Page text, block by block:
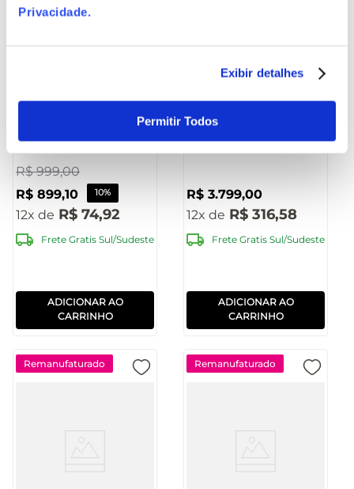
Privacidade.
Exibir detalhes
Permitir Todos
6.5 Polegadas 600W
[Reembalado]
R$ 999,00
R$ 899,10 10%
12 R$ 74,92
Frete Gratis Sul/Sudeste
ADICIONAR AO
CARRINHO
Pulse - SP515OUT
R$ 3.799,00
12
R$ 316,58
Frete Gratis Sul/Sudeste
ADICIONAR AO
CARRINHO
Remanufaturado Remanufaturado